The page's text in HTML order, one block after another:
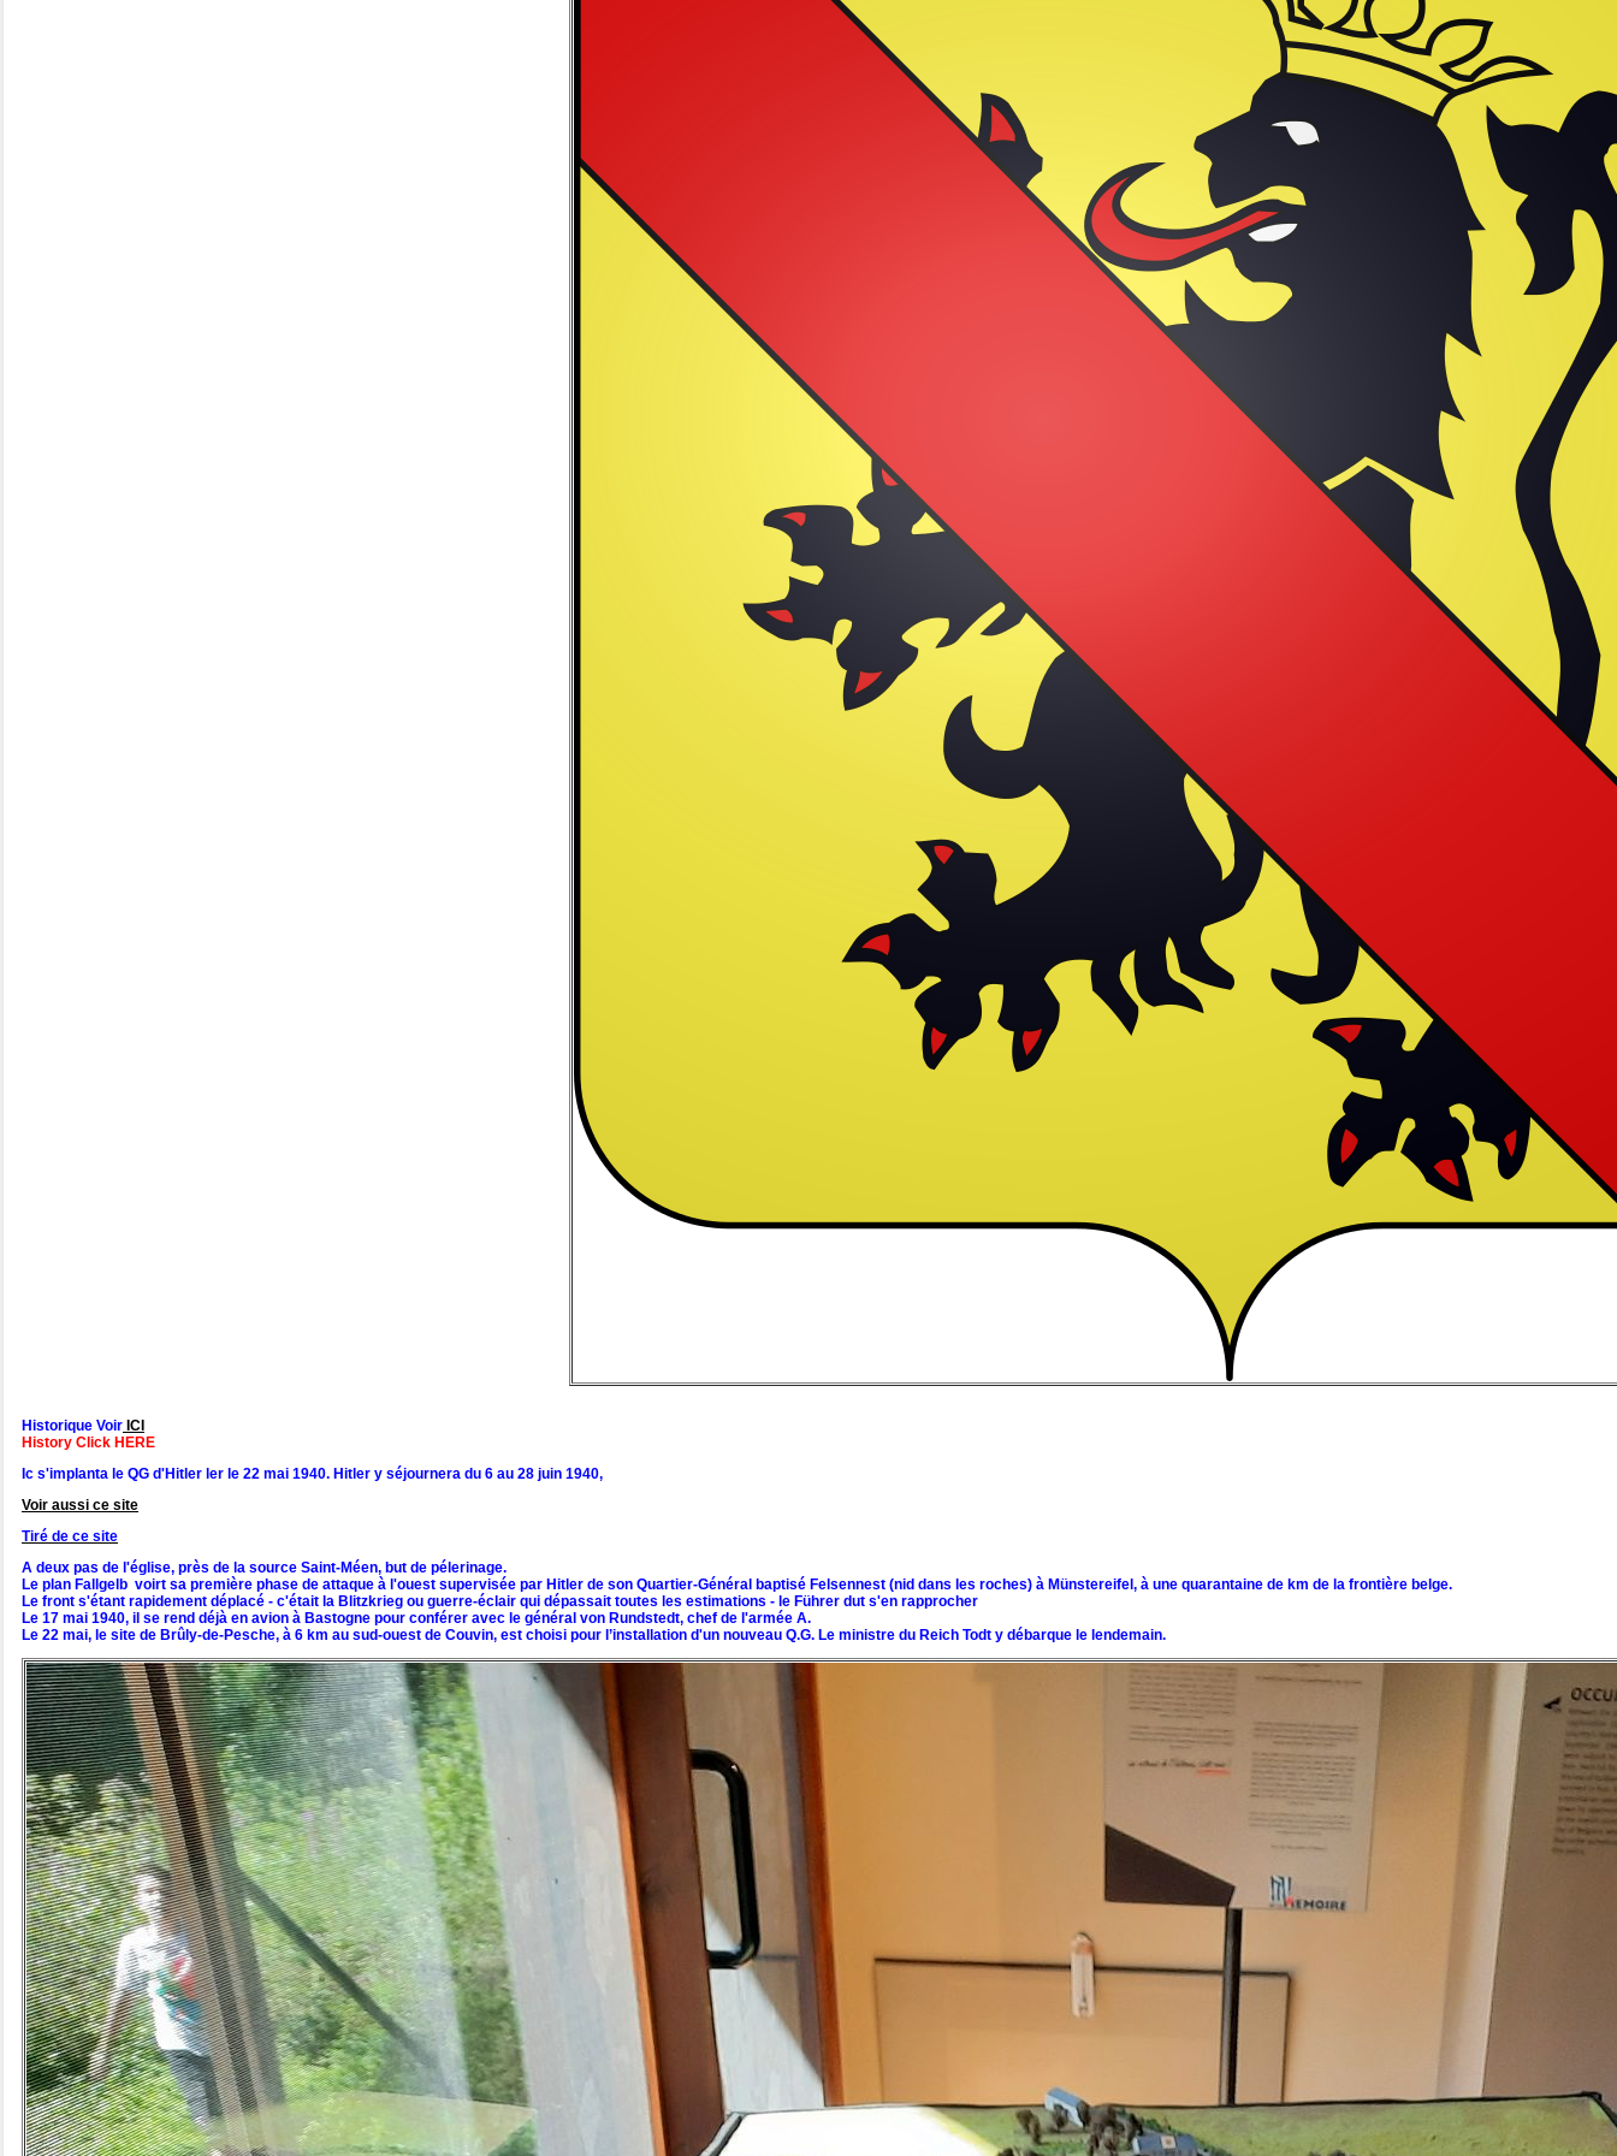
Historique Voir ICI
History Click HERE
Ic s'implanta le QG d'Hitler ler le 22 mai 1940. Hitler y séjournera du 6 au 28 juin 1940,
Voir aussi ce site
Tiré de ce site
A deux pas de l'église, près de la source Saint-Méen, but de pélerinage.
Le plan Fallgelb voirt sa première phase de attaque à l'ouest supervisée par Hitler de son Quartier-Général baptisé Felsennest (nid dans les roches) à Münstereifel, à une quarantaine de km de la frontière belge.
Le front s'étant rapidement déplacé - c'était la Blitzkrieg ou guerre-éclair qui dépassait toutes les estimations - le Führer dut s'en rapprocher
Le 17 mai 1940, il se rend déjà en avion à Bastogne pour conférer avec le général von Rundstedt, chef de l'armée A.
Le 22 mai, le site de Brûly-de-Pesche, à 6 km au sud-ouest de Couvin, est choisi pour l’installation d'un nouveau Q.G. Le ministre du Reich Todt y débarque le lendemain.